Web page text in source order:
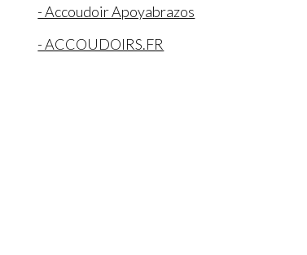
- Accoudoir Apoyabrazos
- ACCOUDOIRS.FR